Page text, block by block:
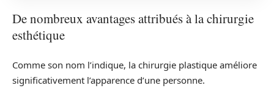
De nombreux avantages attribués à la chirurgie
esthétique
Comme son nom l’indique, la chirurgie plastique améliore
significativement l’apparence d’une personne.